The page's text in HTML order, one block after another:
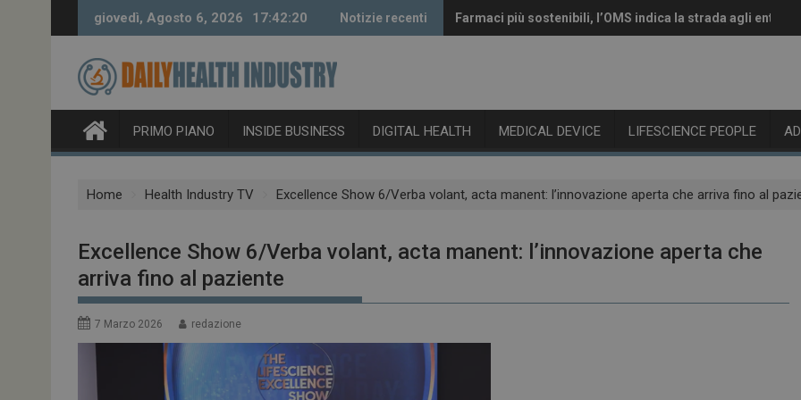
giovedì, Agosto 6, 2026 17:42:21 Notizie recenti Farmaci più sostenibili, l’OMS indica la strada agli enti
Vaccini anti-Covid, il CHMP raccomanda l’aggiornamento
PRIMO PIANO INSIDE BUSINESS DIGITAL HEALTH MEDICAL DEVICE LIFESCIENCE PEOPLE
Home Health Industry TV Excellence Show 6/Verba volant, acta manent: l’innovazione aperta che arriva fino al
Excellence Show 6/Verba volant, acta manent: l’innovazione aperta che
arriva fino al paziente
7 Marzo 2026 redazione